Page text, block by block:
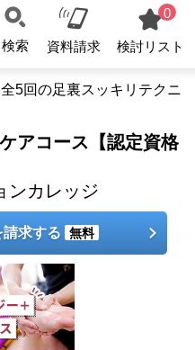
検索 資料請求
0
検討リスト
5回の足裏スッキリテクニ
アコース【認定資格
ンカレッジ
請求する 無料